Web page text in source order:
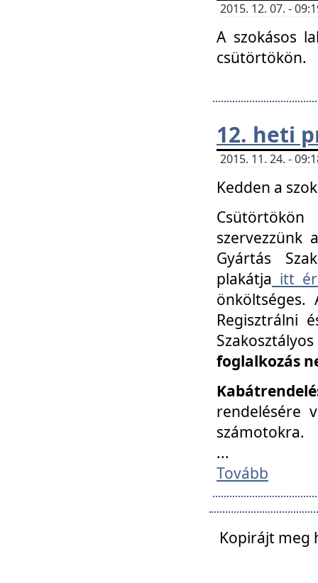
2015. 12. 07. -
A szokásos
csütörtökön.
12. heti
2015. 11. 24. -
Kedden a
szervezzünk
Gyártás
plakátja itt
Regisztrálni
foglalkozás
rendelésére
számotokra.
...
Tovább
Kopirájt meg